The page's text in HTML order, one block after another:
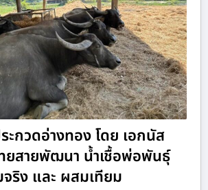
ะกวดอ่างทอง โดย เอกนัส
ยสายพัฒนา น้ำเชื้อพ่อพันธุ์
ริง และ ผสมเทียม